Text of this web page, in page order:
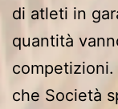
di atleti in
quantità
che Società